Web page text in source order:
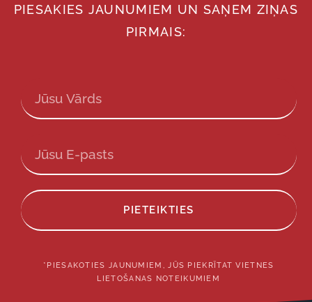
PIESAKIES JAUNUMIEM UN SAŅEM ZIŅAS
PIRMAIS:
PIETEIKTIES
*PIESAKOTIES JAUNUMIEM, JŪS PIEKRĪTAT VIETNES
LIETOŠANAS NOTEIKUMIEM